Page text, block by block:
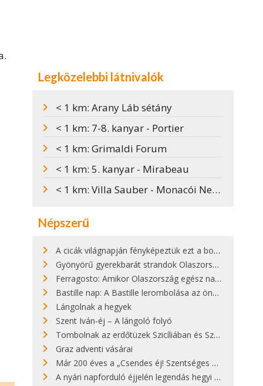
Legközelebbi látnivalók
< 1 km: Arany Láb sétány
< 1 km: 7-8. kanyar - Portier
< 1 km: Grimaldi Forum
< 1 km: 5. kanyar - Mirabeau
< 1 km: Villa Sauber - Monacói Nemzeti Múzeum
Népszerű
A cicák világnapján fényképeztük ezt a bokor alatt hűsölő cicát Kisorosziban
Gyönyörű gyerekbarát strandok Olaszországban - megmutatjuk a 15 legjobbat
Ferragosto: Amikor Olaszország egész nap nyaral
Bastille nap: A Bastille lerombolása az önkényuralom végét jelentette
Lángolnak a hegyek
Szent Iván-éj – A lángoló folyó
Tombolnak az erdőtüzek Szicíliában és Szardínián
Graz adventi vásárai
Már 200 éves a „Csendes éj! Szentséges éj!”
A nyári napforduló éjjelén legendás hegyi tüzek világítják meg Zugspitzét